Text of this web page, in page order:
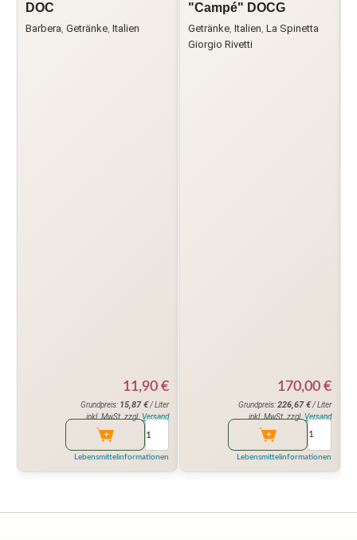
DOC
Barbera, Getränke, Italien
11,90 €
Grundpreis: 15,87€/ Liter
inkl. MwSt. zzgl. Versand
Lebensmittelinformationen
"Campé" DOCG
Getränke, Italien, La Spinetta
Giorgio Rivetti
170,00 €
Grundpreis:226,67€/ Liter
inkl. MwSt. zzgl. Versand
Lebensmittelinformationen